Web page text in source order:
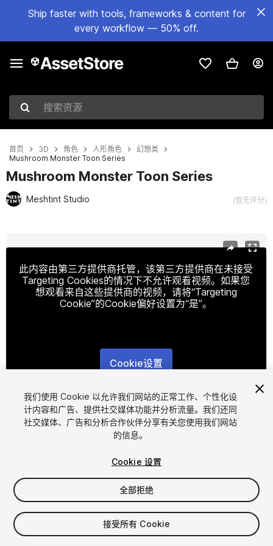
Ship faster with tools, frameworks & content for
every workflow — 50% off.
搜索资源
首页 3D 角色 人形角色
幻想类
Mushroom Monster Toon Series
Mushroom Monster Toon Series
Meshtint Studio (暂无评分)
此内容由第三方提供商托管，该第三方提供商在未接受
Targeting Cookies的情况下不允许观看视频。如果您
想观看来自这些提供商的视频，请将“Targeting
Cookie”的Cookie偏好设置为“是”。
Cookie设置
1/3
$7.90
增值税将在结算时计算
我们使用 Cookie 以允许我们网站的正常工作、个性化设
计内容和广告、提供社交媒体功能并分析流量。我们还同
社交媒体、广告和分析合作伙伴分享有关您使用我们网站
的信息。
Cookie 设置
全部拒绝
接受所有 Cookie